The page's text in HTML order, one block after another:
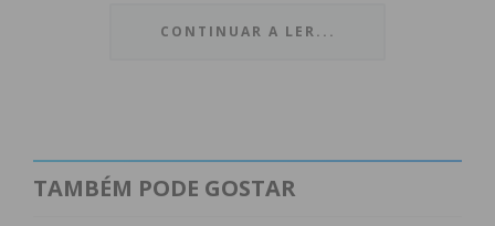
12/11 a 25/11
19/11 a 2/12
CONTINUAR A LER...
TAMBÉM PODE GOSTAR